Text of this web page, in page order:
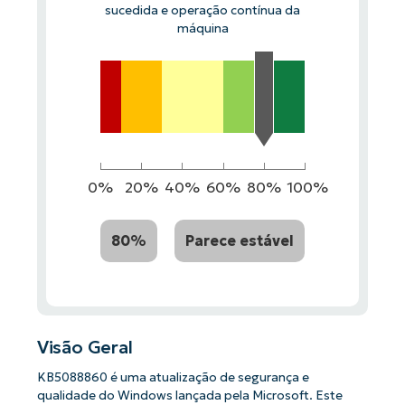
sucedida e operação contínua da
máquina
0% 20% 40% 60% 80% 100%
80% Parece estável
Visão Geral
KB5088860 é uma atualização de segurança e
qualidade do Windows lançada pela Microsoft. Este